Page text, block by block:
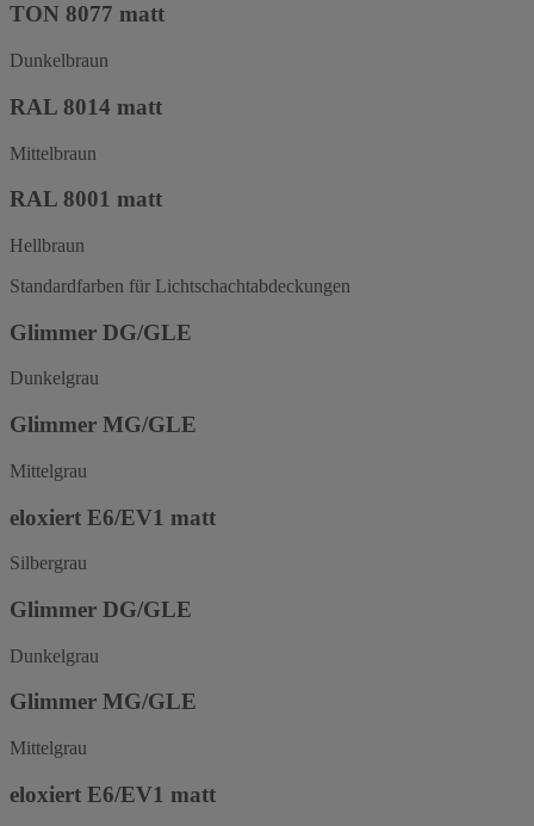
TON 8077 matt
Dunkelbraun
RAL 8014 matt
Mittelbraun
RAL 8001 matt
Hellbraun
Standardfarben für Lichtschachtabdeckungen
Glimmer DG/GLE
Dunkelgrau
Glimmer MG/GLE
Mittelgrau
eloxiert E6/EV1 matt
Silbergrau
Glimmer DG/GLE
Dunkelgrau
Glimmer MG/GLE
Mittelgrau
eloxiert E6/EV1 matt